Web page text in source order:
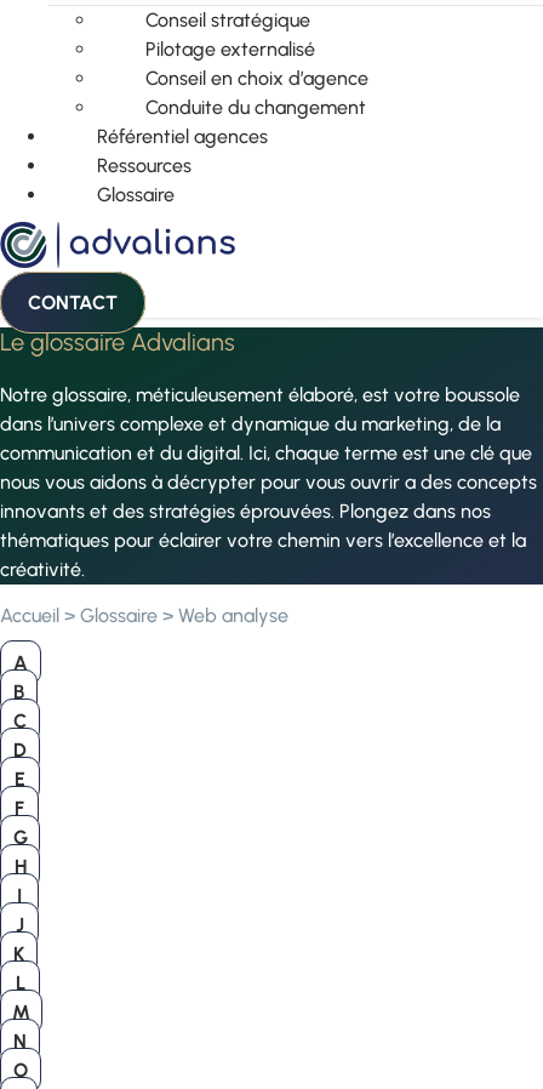
Conseil stratégique
Pilotage externalisé
Conseil en choix d’agence
Conduite du changement
Référentiel agences
Ressources
Glossaire
CONTACT
Le glossaire Advalians
Notre glossaire, méticuleusement élaboré, est votre boussole
dans l’univers complexe et dynamique du marketing, de la
communication et du digital. Ici, chaque terme est une clé que
nous vous aidons à décrypter pour vous ouvrir a des concepts
innovants et des stratégies éprouvées. Plongez dans nos
thématiques pour éclairer votre chemin vers l’excellence et la
créativité.
Accueil > Glossaire > Web analyse
A
B
C
D
E
F
G
H
I
J
K
L
M
N
O